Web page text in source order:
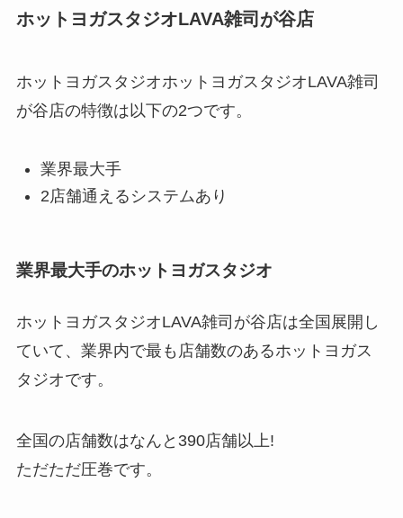
ホットヨガスタジオLAVA雑司が谷店
ホットヨガスタジオホットヨガスタジオLAVA雑司
が谷店の特徴は以下の2つです。
業界最大手
2店舗通えるシステムあり
業界最大手のホットヨガスタジオ
ホットヨガスタジオLAVA雑司が谷店は全国展開し
ていて、業界内で最も店舗数のあるホットヨガス
タジオです。
全国の店舗数はなんと 390店舗以上!
ただただ圧巻です。